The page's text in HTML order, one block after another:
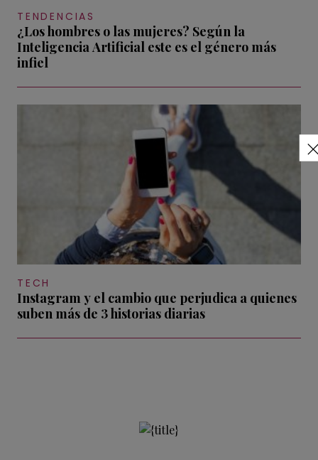
TENDENCIAS
¿Los hombres o las mujeres? Según la
Inteligencia Artificial este es el género más
infiel
TECH
Instagram y el cambio que perjudica a quienes
suben más de 3 historias diarias